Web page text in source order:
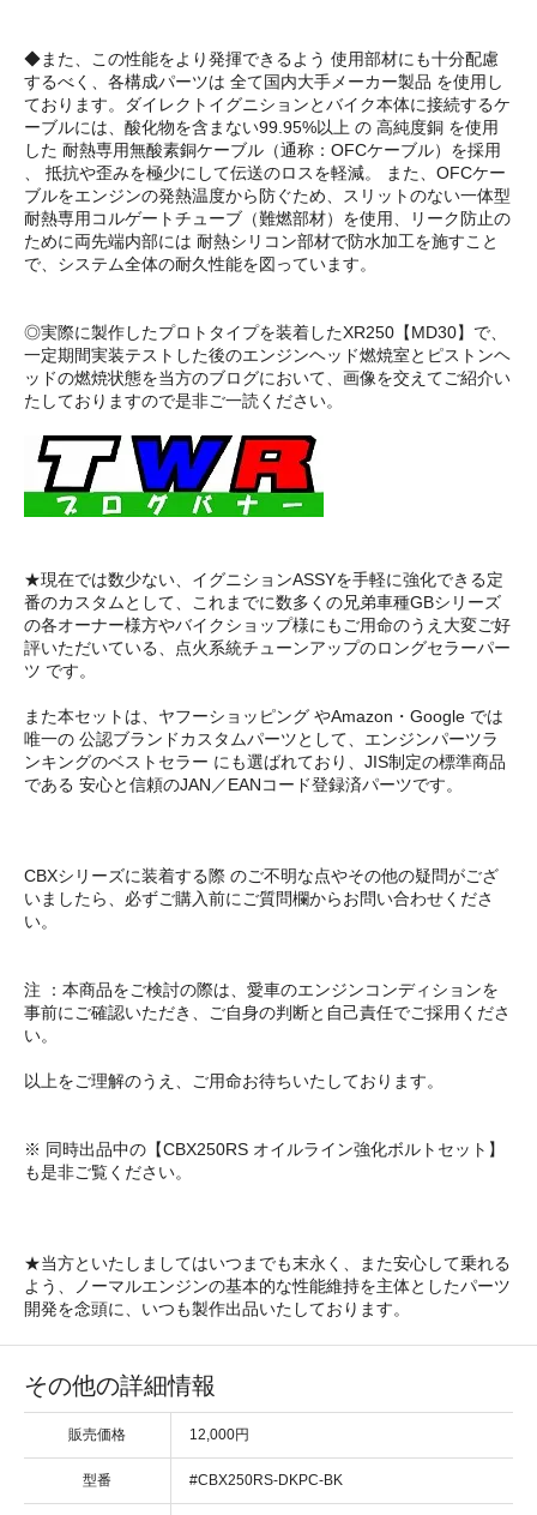
◆また、この性能をより発揮できるよう 使用部材にも十分配慮
するべく、各構成パーツは 全て国内大手メーカー製品 を使用し
ております。ダイレクトイグニションとバイク本体に接続するケ
ーブルには、酸化物を含まない99.95%以上 の 高純度銅 を使用
した 耐熱専用無酸素銅ケーブル（通称：OFCケーブル）を採用
、 抵抗や歪みを極少にして伝送のロスを軽減。 また、OFCケー
ブルをエンジンの発熱温度から防ぐため、スリットのない一体型
耐熱専用コルゲートチューブ（難燃部材）を使用、リーク防止の
ために両先端内部には 耐熱シリコン部材で防水加工を施すこと
で、システム全体の耐久性能を図っています。
◎実際に製作したプロトタイプを装着したXR250【MD30】で、
一定期間実装テストした後のエンジンヘッド燃焼室とピストンヘ
ッドの燃焼状態を当方のブログにおいて、画像を交えてご紹介い
たしておりますので是非ご一読ください。
★現在では数少ない、イグニションASSYを手軽に強化できる定
番のカスタムとして、これまでに数多くの兄弟車種GBシリーズ
の各オーナー様方やバイクショップ様にもご用命のうえ大変ご好
評いただいている、点火系統チューンアップのロングセラーパー
ツ です。
また本セットは、ヤフーショッピング やAmazon・Google では
唯一の 公認ブランドカスタムパーツとして、エンジンパーツラ
ンキングのベストセラー にも選ばれており、JIS制定の標準商品
である 安心と信頼のJAN／EANコード登録済パーツです。
CBXシリーズに装着する際 のご不明な点やその他の疑問がござ
いましたら、必ずご購入前にご質問欄からお問い合わせくださ
い。
注 ：本商品をご検討の際は、愛車のエンジンコンディションを
事前にご確認いただき、ご自身の判断と自己責任でご採用くださ
い。
以上をご理解のうえ、ご用命お待ちいたしております。
※ 同時出品中の【CBX250RS オイルライン強化ボルトセット】
も是非ご覧ください。
★当方といたしましてはいつまでも末永く、また安心して乗れる
よう、ノーマルエンジンの基本的な性能維持を主体としたパーツ
開発を念頭に、いつも製作出品いたしております。
その他の詳細情報
販売価格 12,000円
型番 #CBX250RS-DKPC-BK